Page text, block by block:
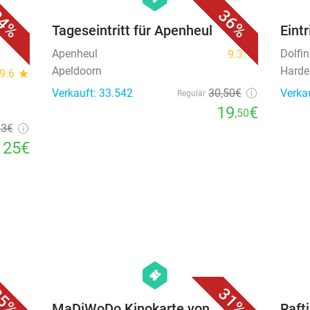
9.6 star
25€
36%
Tageseintritt für Apenheul
Apenheul 9.3star
Apeldoorn
Verkauft: 33.542
Regulär 30,50€
19,50€
31%
hexagon
events